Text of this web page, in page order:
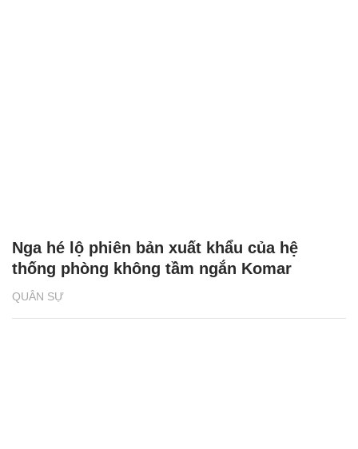
QUÂN SỰ
Nga hé lộ phiên bản xuất khẩu của hệ
thống phòng không tầm ngắn Komar